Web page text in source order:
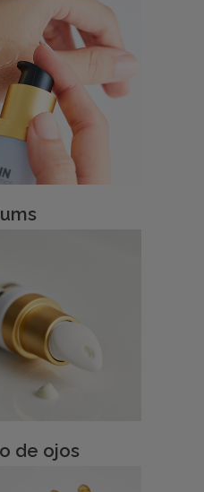
de ojos